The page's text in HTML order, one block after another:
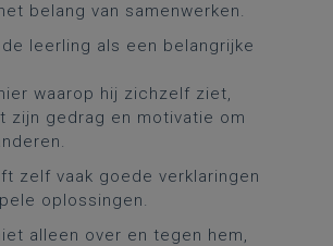
belang van samenwerken.
leerling als een belangrijke
waarop hij zichzelf ziet,
zijn gedrag en motivatie om
zelf vaak goede verklaringen
oplossingen.
alleen over en tegen hem,